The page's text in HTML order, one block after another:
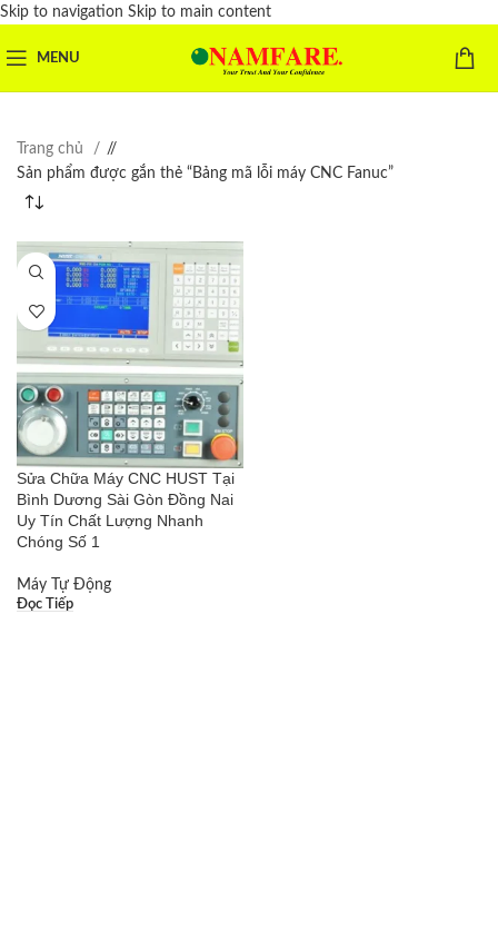
Skip to navigation Skip to main content
MENU
Trang chủ
/
Sản phẩm được gắn thẻ “Bảng mã lỗi máy CNC Fanuc”
Sửa Chữa Máy CNC HUST Tại
Bình Dương Sài Gòn Đồng Nai
Uy Tín Chất Lượng Nhanh
Chóng Số 1
Máy Tự Động
Đọc Tiếp